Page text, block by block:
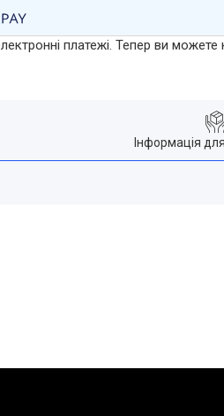
платежі. Тепер ви
Інформація